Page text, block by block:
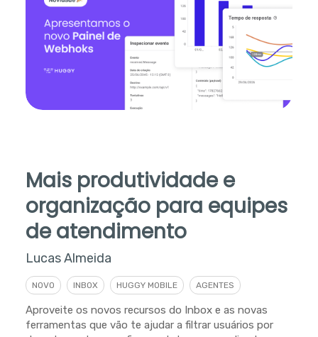
Mais produtividade e
organização para equipes
de atendimento
Lucas Almeida
NOVO INBOX HUGGY MOBILE AGENTES
Aproveite os novos recursos do Inbox e as novas
ferramentas que vão te ajudar a filtrar usuários por